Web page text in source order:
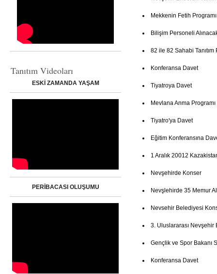
Tanıtım Videoları
ESKİ ZAMANDA YAŞAM
PERİBACASI OLUŞUMU
Mekkenin Fetih Programı
Bilişim Personeli
82 ile 82 Sahabi Tanıtım
Konferansa Davet
Tiyatroya Davet
Mevlana Anma Programı
Tiyatro'ya Davet
Eğitim Konferansına
1 Aralık 20012
Nevşehirde Konser
Nevşlehirde 35 Memur
Nevsehir Belediyesi
3. Uluslararası Nevşehir
Gençlik ve Spor Bakanı
Konferansa Davet